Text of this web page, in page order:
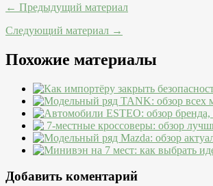
← Предыдущий материал
Следующий материал →
Похожие материалы
Добавить коментарий